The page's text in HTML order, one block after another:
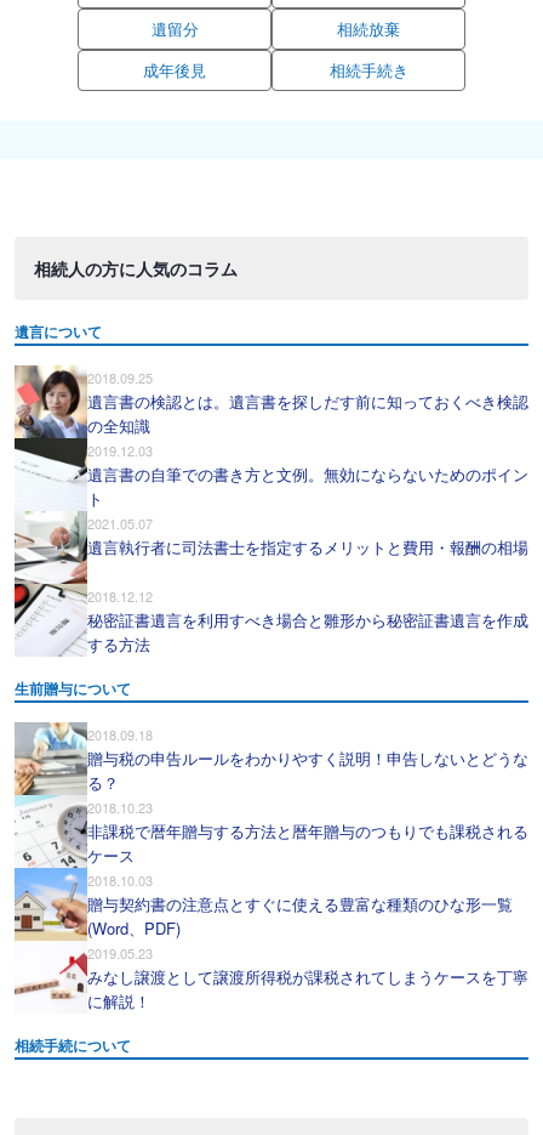
遺留分
相続放棄
成年後見
相続手続き
相続人の方に人気のコラム
遺言について
2018.09.25
遺言書の検認とは。遺言書を探しだす前に知っておくべき検認
の全知識
2019.12.03
遺言書の自筆での書き方と文例。無効にならないためのポイン
ト
2021.05.07
遺言執行者に司法書士を指定するメリットと費用・報酬の相場
2018.12.12
秘密証書遺言を利用すべき場合と雛形から秘密証書遺言を作成
する方法
生前贈与について
2018.09.18
贈与税の申告ルールをわかりやすく説明！申告しないとどうな
る？
2018.10.23
非課税で暦年贈与する方法と暦年贈与のつもりでも課税される
ケース
2018.10.03
贈与契約書の注意点とすぐに使える豊富な種類のひな形一覧
(Word、PDF)
2019.05.23
みなし譲渡として譲渡所得税が課税されてしまうケースを丁寧
に解説！
相続手続について